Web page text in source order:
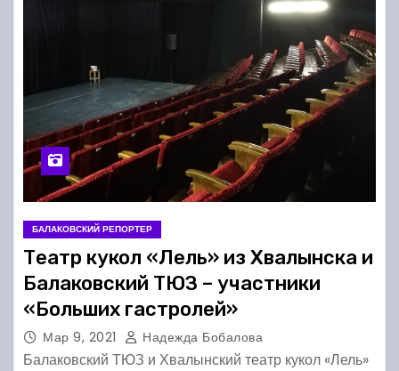
БАЛАКОВСКИЙ РЕПОРТЕР
Театр кукол «Лель» из Хвалынска и
Балаковский ТЮЗ – участники
«Больших гастролей»
Мар 9, 2021 Надежда Бобалова
Балаковский ТЮЗ и Хвалынский театр кукол «Лель»